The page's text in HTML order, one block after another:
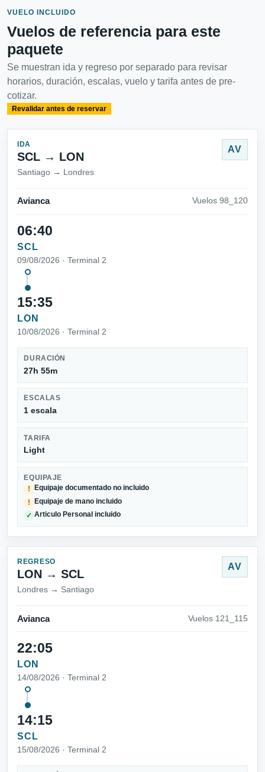
VUELO INCLUIDO
Vuelos de referencia para este
paquete
Se muestran ida y regreso por separado para revisar
horarios, duración, escalas, vuelo y tarifa antes de pre-
cotizar.
Revalidar antes de reservar
IDA
SCL → LON
Santiago → Londres
AV
Avianca Vuelos 98_120
06:40
SCL
09/08/2026 · Terminal 2
15:35
LON
10/08/2026 · Terminal 2
DURACIÓN
27h 55m
ESCALAS
1 escala
TARIFA
Light
EQUIPAJE
!
Equipaje documentado no incluido
! Equipaje de mano incluido
✓ Articulo Personal incluido
REGRESO
LON → SCL
Londres → Santiago
AV
Avianca Vuelos 121_115
22:05
LON
14/08/2026 · Terminal 2
14:15
SCL
15/08/2026 · Terminal 2